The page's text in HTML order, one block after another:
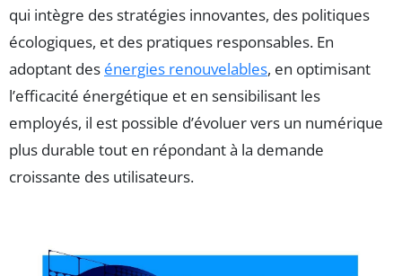
qui intègre des stratégies innovantes, des politiques
écologiques, et des pratiques responsables. En
adoptant des énergies renouvelables, en optimisant
l’efficacité énergétique et en sensibilisant les
employés, il est possible d’évoluer vers un numérique
plus durable tout en répondant à la demande
croissante des utilisateurs.